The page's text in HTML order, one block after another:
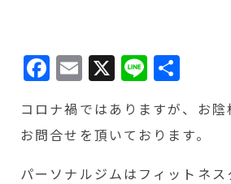
Facebook
Email
X Line
有
コロナ禍ではありますが、お
お問合せを頂いております。
パーソナルジムはフィットネ